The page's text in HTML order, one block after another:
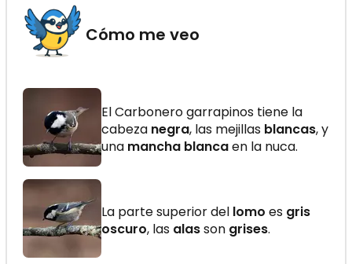
Cómo me veo
El Carbonero garrapinos tiene la
cabeza negra, las mejillas blancas, y
una mancha blancaen la nuca.
La parte superior del lomo es gris
oscuro, las alasson grises.